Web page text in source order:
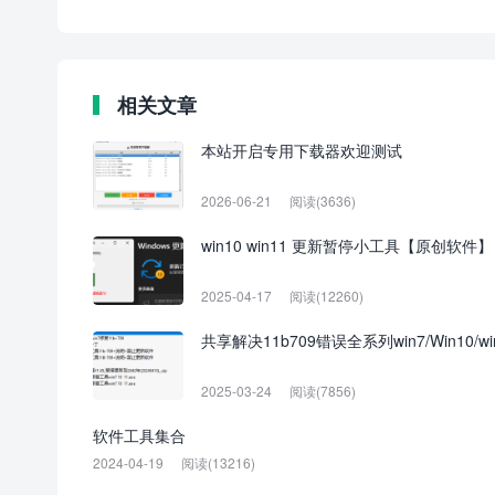
相关文章
本站开启专用下载器欢迎测试
2026-06-21 阅读(3636)
win10 win11 更新暂停小工具【原创软件】
2025-04-17 阅读(12260)
共享解决11b709错误全系列win7/Win10/
2025-03-24 阅读(7856)
软件工具集合
2024-04-19 阅读(13216)